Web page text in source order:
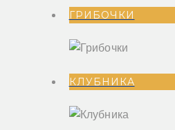
ГРИБОЧКИ
КЛУБНИКА